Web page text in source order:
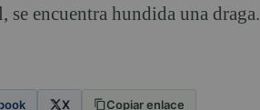
se encuentra hundida una
X Copiar enlace